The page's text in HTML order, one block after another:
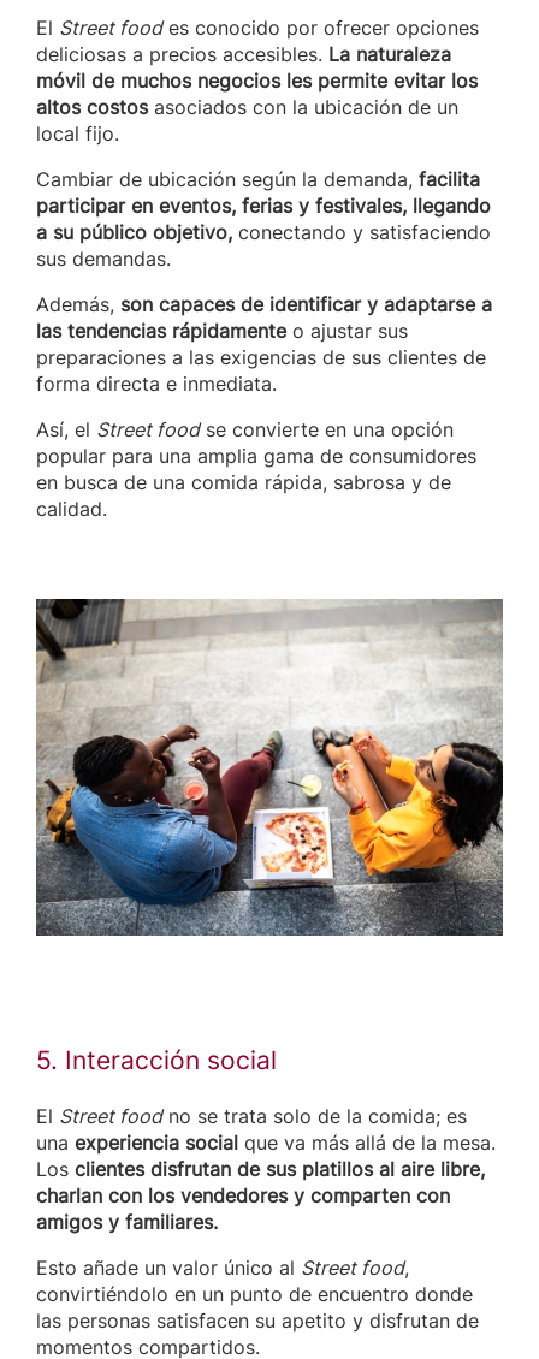
El Street foodes conocido por ofrecer opciones
deliciosas a precios accesibles. La naturaleza
móvil de muchos negocios les permite evitar los
altos costosasociados con la ubicación de un
local fijo.
Cambiar de ubicación según la demanda, facilita
participar en eventos, ferias y festivales, llegando
a su público objetivo, conectando y satisfaciendo
sus demandas.
Además, son capaces de identificar y adaptarse a
las tendencias rápidamente o ajustar sus
preparaciones a las exigencias de sus clientes de
forma directa e inmediata.
Así, el Street foodse convierte en una opción
popular para una amplia gama de consumidores
en busca de una comida rápida, sabrosa y de
calidad.
5. Interacción social
El Street foodno se trata solo de la comida; es
una experiencia social que va más allá de la mesa.
Los clientes disfrutan de sus platillos al aire libre,
charlan con los vendedores y comparten con
amigos y familiares.
Esto añade un valor único al Street food,
convirtiéndolo en un punto de encuentro donde
las personas satisfacen su apetito y disfrutan de
momentos compartidos.